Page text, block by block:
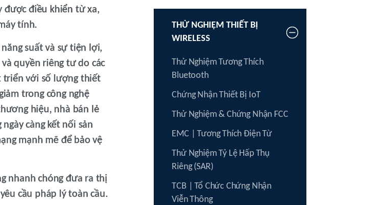
được điều khiển từ xa,
tính.
suất và sự tiện lợi,
quyền riêng tư do các
triển với số lượng thiết
trong công nghệ
hiệu, nhà bán lẻ
càng kết nối sản
mạnh mẽ để bảo vệ
nhanh chóng đưa ra thị
cầu pháp lý toàn cầu.
THỬ NGHIỆM THIẾT BỊ
WIRELESS
Thử Nghiệm Tương Thích
Bluetooth
Chứng Nhận Thiết Bị IoT
Thử Nghiệm & Chứng Nhận FCC
EMC | Tương Thích Điện Từ
Thử Nghiệm Tỷ Lệ Hấp Thụ
Riêng (SAR)
TCB | Tổ Chức Chứng Nhận
Viễn Thông